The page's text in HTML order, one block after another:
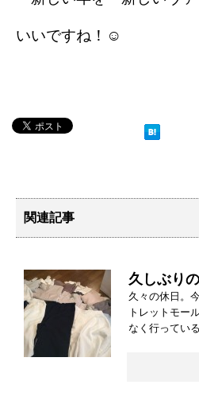
いいですね！☺
関連記事
久しぶり
久々の休日。
トレットモー
なく行ってい